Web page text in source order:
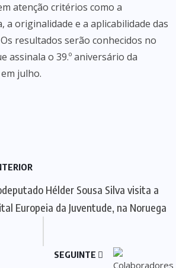
atenção critérios como a
a originalidade e a aplicabilidade das
resultados serão conhecidos no
assinala o 39.º aniversário da
julho.
Hélder Sousa Silva visita a
Europeia da Juventude, na Noruega
SEGUINTE